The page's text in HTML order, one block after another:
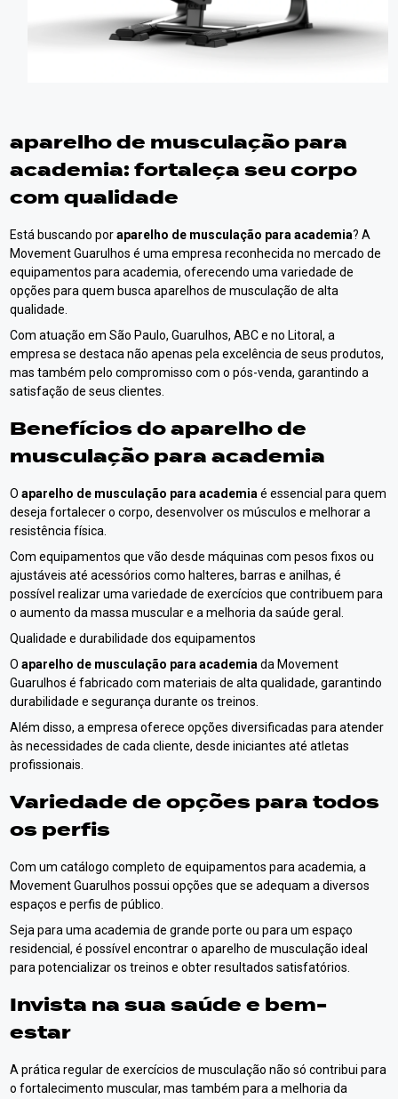
aparelho de musculação para
academia: fortaleça seu corpo
com qualidade
Está buscando poraparelho de musculação para academia? A
Movement Guarulhos é uma empresa reconhecida no mercado de
equipamentos para academia, oferecendo uma variedade de
opções para quem busca aparelhos de musculação de alta
qualidade.
Com atuação em São Paulo, Guarulhos, ABC e no Litoral, a
empresa se destaca não apenas pela excelência de seus produtos,
mas também pelo compromisso com o pós-venda, garantindo a
satisfação de seus clientes.
Benefícios doaparelho de
musculação para academia
Oaparelho de musculação para academiaé essencial para quem
deseja fortalecer o corpo, desenvolver os músculos e melhorar a
resistência física.
Com equipamentos que vão desde máquinas com pesos fixos ou
ajustáveis até acessórios como halteres, barras e anilhas, é
possível realizar uma variedade de exercícios que contribuem para
o aumento da massa muscular e a melhoria da saúde geral.
Qualidade e durabilidade dos equipamentos
Oaparelho de musculação para academiada Movement
Guarulhos é fabricado com materiais de alta qualidade, garantindo
durabilidade e segurança durante os treinos.
Além disso, a empresa oferece opções diversificadas para atender
às necessidades de cada cliente, desde iniciantes até atletas
profissionais.
Variedade de opções para todos
os perfis
Com um catálogo completo de equipamentos para academia, a
Movement Guarulhos possui opções que se adequam a diversos
espaços e perfis de público.
Seja para uma academia de grande porte ou para um espaço
residencial, é possível encontrar o aparelho de musculação ideal
para potencializar os treinos e obter resultados satisfatórios.
Invista na sua saúde e bem-
estar
A prática regular de exercícios de musculação não só contribui para
o fortalecimento muscular, mas também para a melhoria da